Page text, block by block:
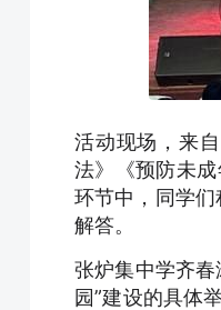
活动现场，来
法》《预防未
环节中，同学们
解答。
张炉集中学齐
园”建设的具体